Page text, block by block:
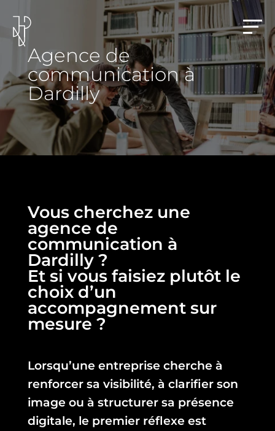
Agence de
communication à
Dardilly
Vous cherchez une
agence de
communication à
Dardilly ?
Et si vous faisiez plutôt le
choix d’un
accompagnement sur
mesure ?
Lorsqu’une entreprise cherche à
renforcer sa visibilité, à clarifier son
image ou à structurer sa présence
digitale, le premier réflexe est